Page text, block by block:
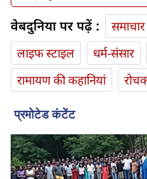
वेबदुनिया पर पढ़ें : समाचार
लाइफ स्‍टाइल
धर्म-संसार
रामायण की कहानियां